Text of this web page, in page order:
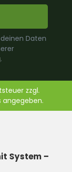
Daten
.
zzgl.
angegeben.
System –